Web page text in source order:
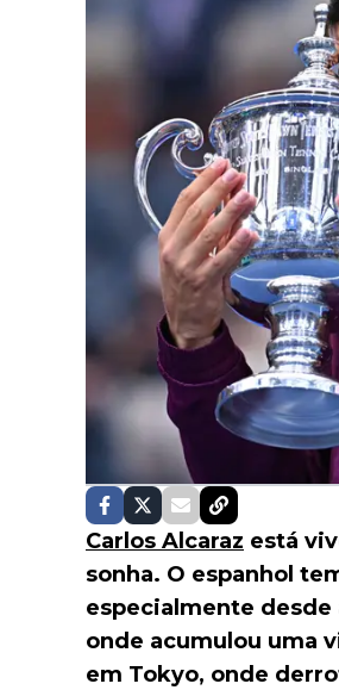
Carlos Alcaraz está
sonha. O espanhol
especialmente desde
onde acumulou uma
em Tokyo, onde